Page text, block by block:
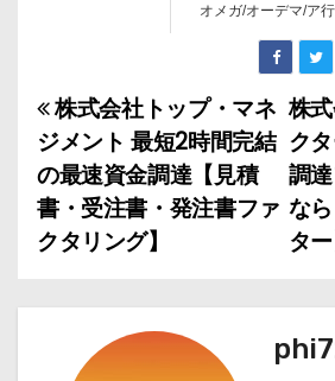
オメガ/オーデマ/ア行
投
稿
ナ
ビ
ゲ
株
ク
調
な
タ
株式会社トップ・マネ
ジメント 最短2時間完結
の最速資金調達【見積
書・受注書・発注書ファ
クタリング】